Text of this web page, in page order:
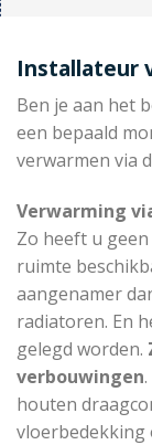
Installateur
Ben je aan het
een bepaald
verwarmen via
Verwarming
Zo heeft u
ruimte
aangenamer
radiatoren. En
gelegd worden.
verbouwingen
houten
vloerbedekking